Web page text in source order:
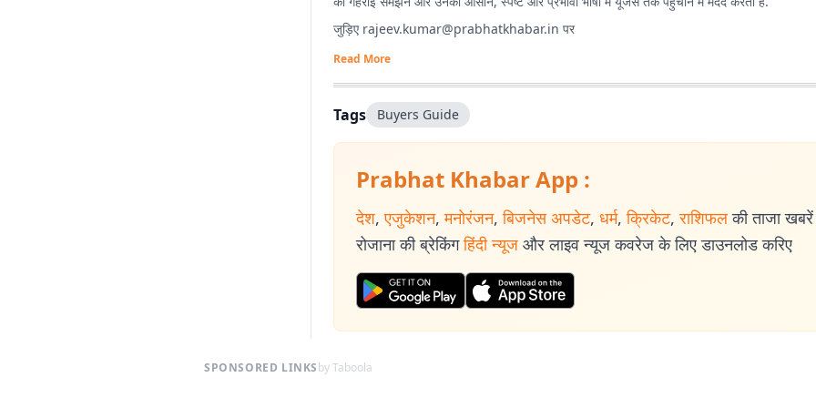
जुड़िए rajeev.kumar@prabhatkhabar.in पर
Read More
Tags Buyers Guide
Prabhat Khabar App :
देश, एजुकेशन, मनोरंजन, बिजनेस अपडेट, धर्म, क्रिकेट, राशिफल की ताजा
रोजाना की ब्रेकिंग हिंदी न्यूज और लाइव न्यूज कवरेज के लिए डाउनलोड करिए
SPONSORED LINKSby Taboola